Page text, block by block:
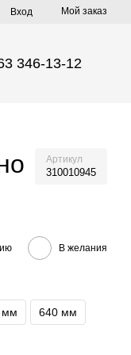
Вход Мой заказ
346-13-12
Артикул
310010945
В желания
мм 640 мм